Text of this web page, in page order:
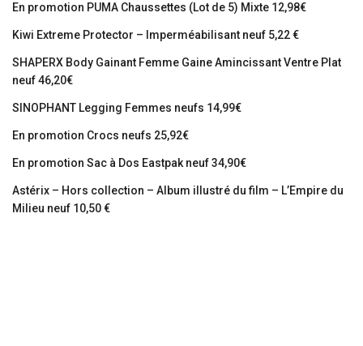
En promotion PUMA Chaussettes (Lot de 5) Mixte 12,98€
Kiwi Extreme Protector – Imperméabilisant neuf 5,22 €
SHAPERX Body Gainant Femme Gaine Amincissant Ventre Plat
neuf 46,20€
SINOPHANT Legging Femmes neufs 14,99€
En promotion Crocs neufs 25,92€
En promotion Sac à Dos Eastpak neuf 34,90€
Astérix – Hors collection – Album illustré du film – L’Empire du
Milieu neuf 10,50 €